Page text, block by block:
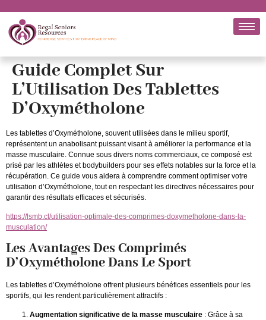
Guide Complet Sur
L’Utilisation Des Tablettes
D’Oxymétholone
Les tablettes d’Oxymétholone, souvent utilisées dans le milieu sportif,
représentent un anabolisant puissant visant à améliorer la performance et la
masse musculaire. Connue sous divers noms commerciaux, ce composé est
prisé par les athlètes et bodybuilders pour ses effets notables sur la force et la
récupération. Ce guide vous aidera à comprendre comment optimiser votre
utilisation d’Oxymétholone, tout en respectant les directives nécessaires pour
garantir des résultats efficaces et sécurisés.
https://lsmb.cl/utilisation-optimale-des-comprimes-doxymetholone-dans-la-
musculation/
Les Avantages Des Comprimés
D’Oxymétholone Dans Le Sport
Les tablettes d’Oxymétholone offrent plusieurs bénéfices essentiels pour les
sportifs, qui les rendent particulièrement attractifs :
Augmentation significative de la masse musculaire : Grâce à sa